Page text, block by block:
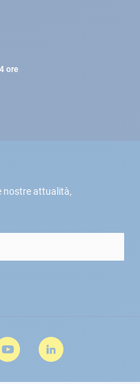
ore
nostre attualità,